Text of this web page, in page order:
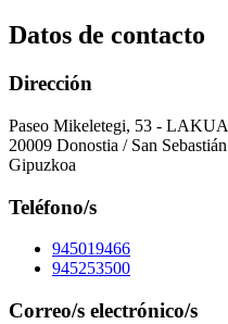
Datos de contacto
Dirección
Paseo Mikeletegi, 53 - LAKUA
20009 Donostia / San Sebastián
Gipuzkoa
Teléfono/s
945019466
945253500
Correo/s electrónico/s